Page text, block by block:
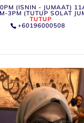
(ISNIN - JUMAAT)
3PM (TUTUP SOLAT
TUTUP
+60196000508